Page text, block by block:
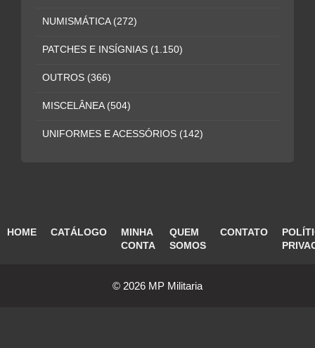
NUMISMÁTICA (272)
PATCHES E INSÍGNIAS (1.150)
OUTROS (366)
MISCELÂNEA (504)
UNIFORMES E ACESSÓRIOS (142)
HOME CATÁLOGO
MINHA
CONTA
QUEM
SOMOS
CONTATO
© 2026 MP Militaria